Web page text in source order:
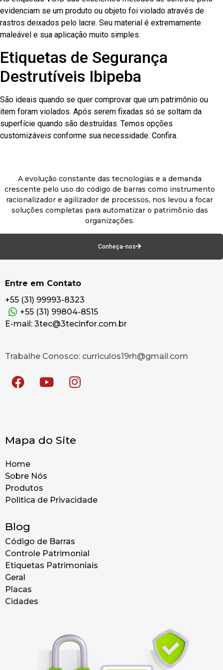
evidenciam se um produto ou objeto foi violado através de
rastros deixados pelo lacre. Seu material é extremamente
maleável e sua aplicação muito simples.
Etiquetas de Segurança
Destrutíveis Ibipeba
São ideais quando se quer comprovar que um patrimônio ou
item foram violados. Após serem fixadas só se soltam da
superfície quando são destruídas. Temos opções
customizáveis conforme sua necessidade. Confira.
A evolução constante das tecnologias e a demanda
crescente pelo uso do código de barras como instrumento
racionalizador e agilizador de processos, nos levou a focar
soluções completas para automatizar o patrimônio das
organizações.
Conheça-nos
Entre em Contato
+55 (31) 99993-8323
+55 (31) 99804-8515
E-mail: 3tec@3tecinfor.com.br
Trabalhe Conosco: curriculos19rh@gmail.com
Mapa do Site
Home
Sobre Nós
Produtos
Politica de Privacidade
Blog
Código de Barras
Controle Patrimonial
Etiquetas Patrimoniais
Geral
Placas
Cidades